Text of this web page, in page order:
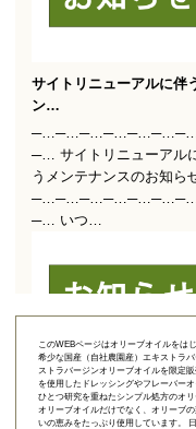
このWEBページはオリーブオイルをは
希少な国産（自社農園産）エキストラ
ストラバージンオリーブオイルを限定
を使用したドレッシングやフレーバー
ひとつ研究を重ねたシンプル処方のオ
オリーブオイルだけでなく、オリーブ
いの恵みをたっぷり使用しています。